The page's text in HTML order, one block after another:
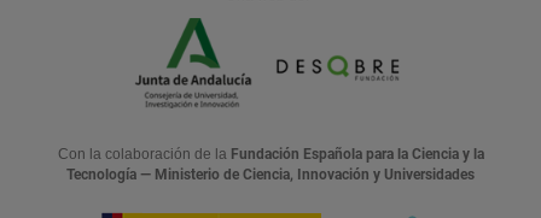
Con la colaboración de la Fundación Española para la Ciencia y la
Tecnología — Ministerio de Ciencia, Innovación y Universidades